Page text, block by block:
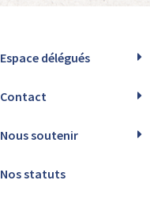
Espace délégués
Contact
Nous soutenir
Nos statuts